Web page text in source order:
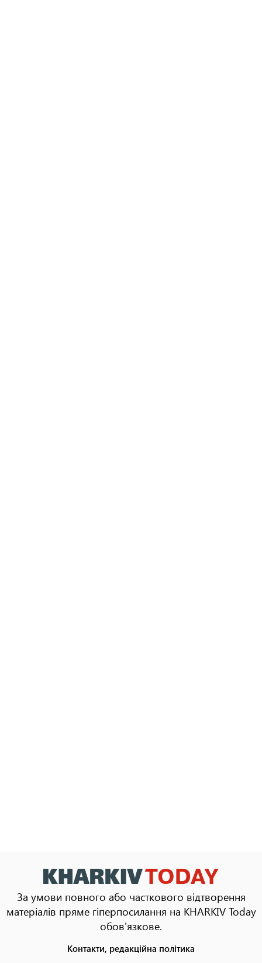
За умови повного або часткового відтворення
матеріалів пряме гіперпосилання на KHARKIV Today
обов'язкове.
Контакти, редакційна політика